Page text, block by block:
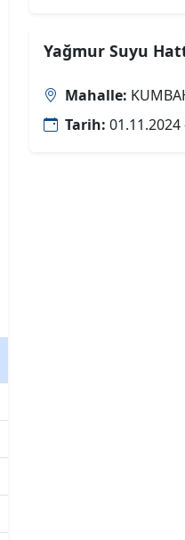
Yağmur Suyu
Mahalle:
Tarih: 01.11.2024